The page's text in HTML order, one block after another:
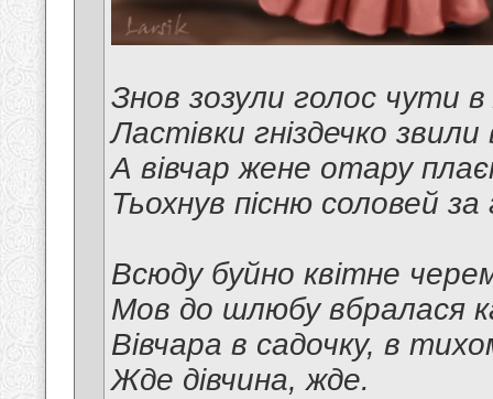
Знов зозули голос чути в
Ластівки гніздечко звили
А вівчар жене отару
Тьохнув пісню соловей за
Всюду буйно квітне
Мов до шлюбу вбралася
Вівчара в садочку, в
Жде дівчина, жде.